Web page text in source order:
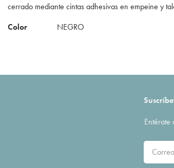
cerrado mediante cintas adhesivas en empeine y
Color
NEGRO
Entérate